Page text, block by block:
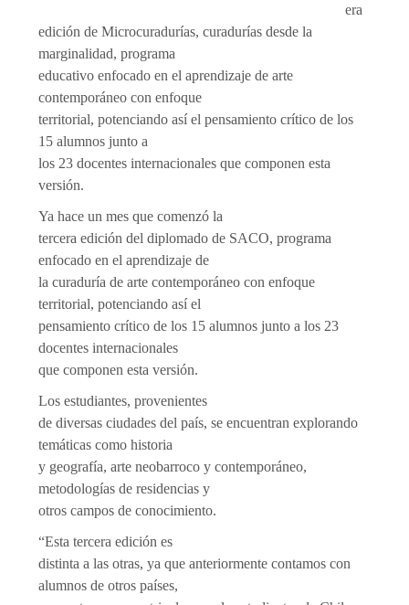
era
edición de Microcuradurías, curadurías desde la
marginalidad, programa
educativo enfocado en el aprendizaje de arte
contemporáneo con enfoque
territorial, potenciando así el pensamiento crítico de los
15 alumnos junto a
los 23 docentes internacionales que componen esta
versión.
Ya hace un mes que comenzó la
tercera edición del diplomado de SACO, programa
enfocado en el aprendizaje de
la curaduría de arte contemporáneo con enfoque
territorial, potenciando así el
pensamiento crítico de los 15 alumnos junto a los 23
docentes internacionales
que componen esta versión.
Los estudiantes, provenientes
de diversas ciudades del país, se encuentran explorando
temáticas como historia
y geografía, arte neobarroco y contemporáneo,
metodologías de residencias y
otros campos de conocimiento.
“Esta tercera edición es
distinta a las otras, ya que anteriormente contamos con
alumnos de otros países,